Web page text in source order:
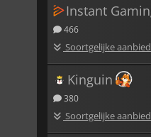
Instant
466
Soortgelijke
Kinguin
380
Soortgelijke